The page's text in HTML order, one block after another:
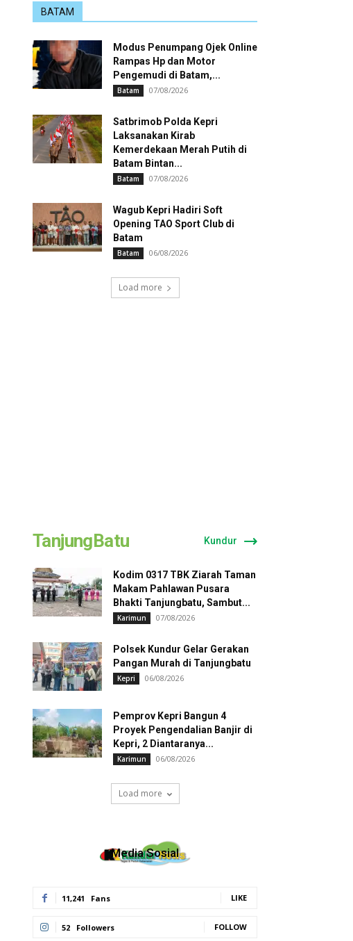
BATAM
Modus Penumpang Ojek Online
Rampas Hp dan Motor
Pengemudi di Batam,...
Batam 07/08/2026
Satbrimob Polda Kepri
Laksanakan Kirab
Kemerdekaan Merah Putih di
Batam Bintan...
Batam 07/08/2026
Wagub Kepri Hadiri Soft
Opening TAO Sport Club di
Batam
Batam 06/08/2026
Load more
TanjungBatu Kundur
Kodim 0317 TBK Ziarah Taman
Makam Pahlawan Pusara
Bhakti Tanjungbatu, Sambut...
Karimun 07/08/2026
Polsek Kundur Gelar Gerakan
Pangan Murah di Tanjungbatu
Kepri 06/08/2026
Pemprov Kepri Bangun 4
Proyek Pengendalian Banjir di
Kepri, 2 Diantaranya...
Karimun 06/08/2026
Load more
Media Sosial
11,241 Fans LIKE
52 Followers FOLLOW